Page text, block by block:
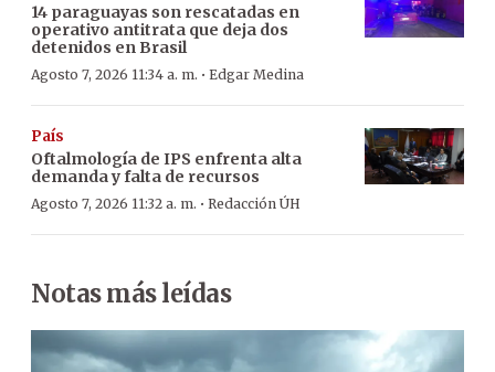
14 paraguayas son rescatadas en
operativo antitrata que deja dos
detenidos en Brasil
Agosto 7, 2026 11:34 a. m. · Edgar Medina
País
Oftalmología de IPS enfrenta alta
demanda y falta de recursos
Agosto 7, 2026 11:32 a. m. · Redacción ÚH
Notas más leídas